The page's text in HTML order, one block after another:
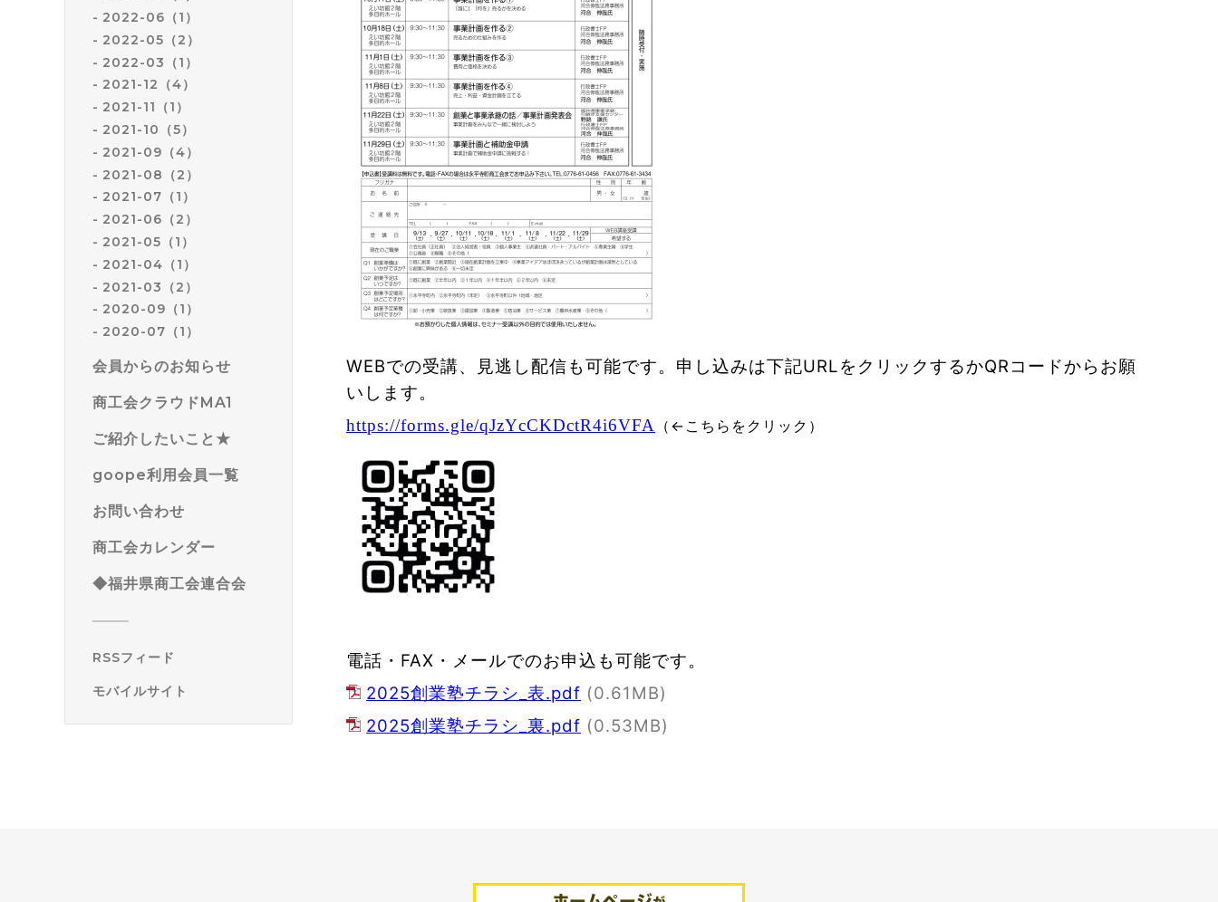
2022-06（1）
2022-05（2）
2022-03（1）
2021-12（4）
2021-11（1）
2021-10（5）
2021-09（4）
2021-08（2）
2021-07（1）
2021-06（2）
2021-05（1）
2021-04（1）
2021-03（2）
2020-09（1）
2020-07（1）
会員からのお知らせ
商工会クラウドMA1
ご紹介したいこと★
goope利用会員一覧
お問い合わせ
商工会カレンダー
◆福井県商工会連合会
RSSフィード
モバイルサイト
WEBでの受講、見逃し配信も可能です。申し込みは下記URLをクリックするかQRコードからお願
いします。
https://forms.gle/qJzYcCKDctR4i6VFA （←こちらをクリック）
電話・FAX・メールでのお申込も可能です。
2025創業塾チラシ_表.pdf (0.61MB)
2025創業塾チラシ_裏.pdf (0.53MB)